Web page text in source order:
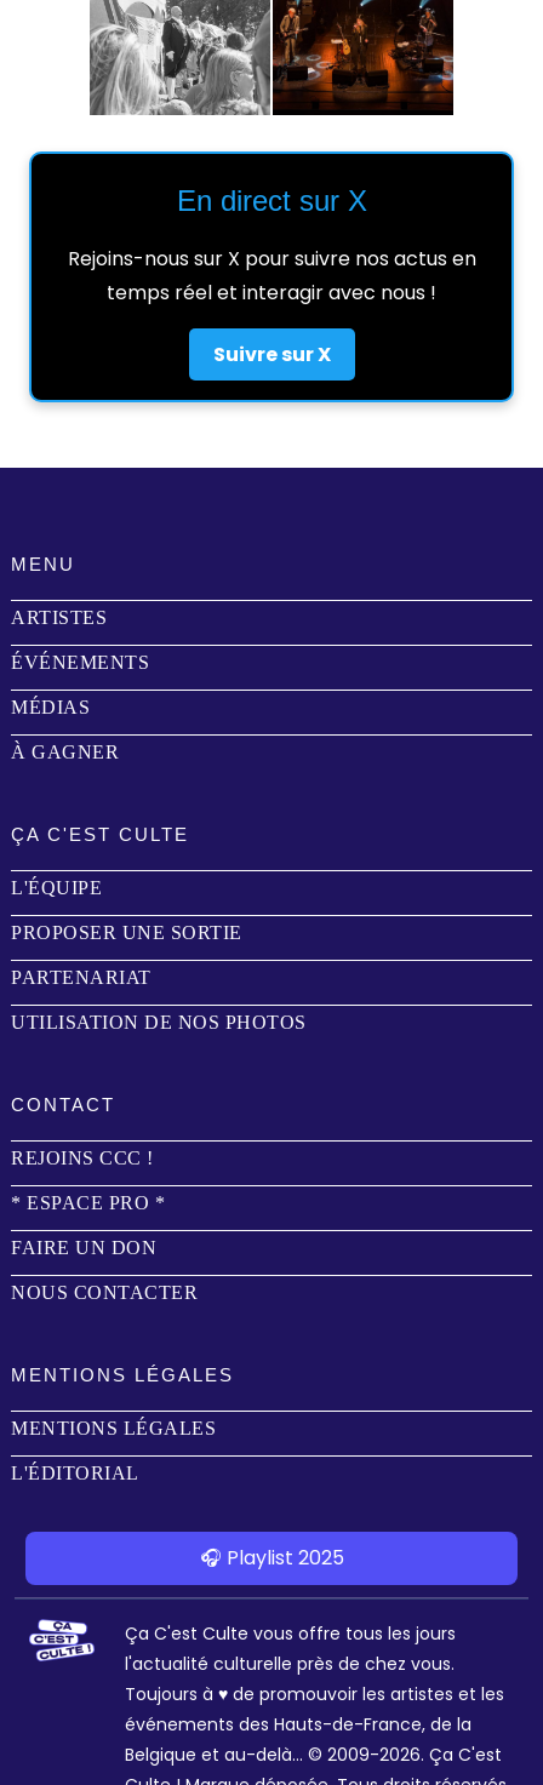
En direct sur X
Rejoins-nous sur X pour suivre nos actus en
temps réel et interagir avec nous !
Suivre sur X
MENU
ARTISTES
ÉVÉNEMENTS
MÉDIAS
À GAGNER
ÇA C'EST CULTE
L'ÉQUIPE
PROPOSER UNE SORTIE
PARTENARIAT
UTILISATION DE NOS PHOTOS
CONTACT
REJOINS CCC !
* ESPACE PRO *
FAIRE UN DON
NOUS CONTACTER
MENTIONS LÉGALES
MENTIONS LÉGALES
L'ÉDITORIAL
🎧 Playlist 2025
Ça C'est Culte vous offre tous les jours
l'actualité culturelle près de chez vous.
Toujours à ♥ de promouvoir les artistes et les
événements des Hauts-de-France, de la
Belgique et au-delà... © 2009-2026. Ça C'est